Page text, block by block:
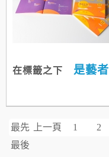
在標籤之下 是藝者
最先 上一頁 1 2
最後